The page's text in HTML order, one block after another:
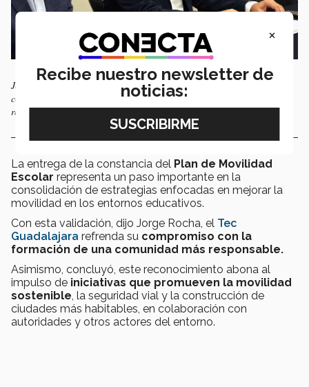
Jorge Rocha (izquierda) resaltó que la validación refrenda el
compromiso con la formación de una comunidad educativa más
responsable. Foto: Baruch Martínez.
La entrega de la constancia del Plan de Movilidad
Escolar representa un paso importante en la
consolidación de estrategias enfocadas en mejorar la
movilidad en los entornos educativos.
Con esta validación, dijo Jorge Rocha, el Tec
Guadalajara refrenda su compromiso con la
formación de una comunidad más responsable.
Asimismo, concluyó, este reconocimiento abona al
impulso de iniciativas que promueven la movilidad
sostenible , la seguridad vial y la construcción de
ciudades más habitables, en colaboración con
autoridades y otros actores del entorno.
×
Recibe nuestro newsletter de
noticias: